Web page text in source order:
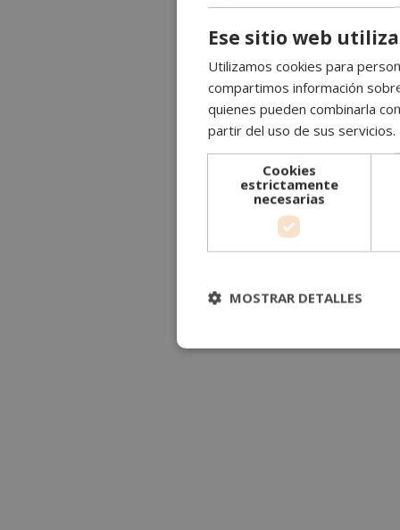
Ese sitio web
Utilizamos cookies para
compartimos información
quienes pueden combinarla
partir del uso de sus servicios.
Cookies
estrictamente
necesarias
MOSTRAR DETALLES